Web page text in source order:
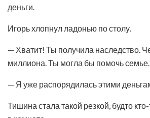
деньги.
Игорь хлопнул ладонью по столу.
— Хватит! Ты получила наследство.
миллиона. Ты могла бы помочь семье.
— Я уже распорядилась этими
Тишина стала такой резкой, будто